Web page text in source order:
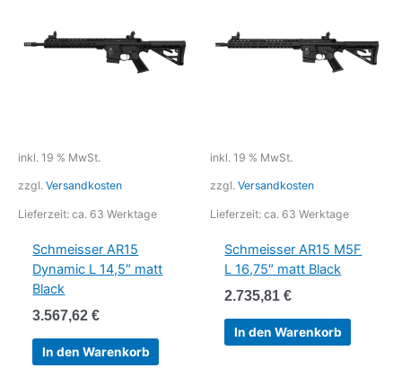
inkl. 19 % MwSt.
zzgl. Versandkosten
Lieferzeit: ca. 63 Werktage
Schmeisser AR15
Dynamic L 14,5″ matt
Black
3.567,62€
In den Warenkorb
inkl. 19 % MwSt.
zzgl. Versandkosten
Lieferzeit: ca. 63 Werktage
Schmeisser AR15 M5F
L 16,75″ matt Black
2.735,81€
In den Warenkorb